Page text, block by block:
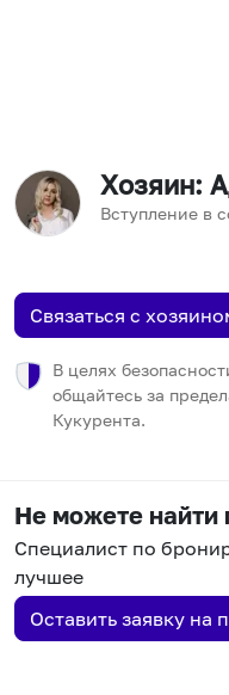
Хозяин:
Вступление в
Связаться с
В целях
общайтесь за
Кукурента.
Не можете найти
Специалист по
лучшее
Оставить заявку на